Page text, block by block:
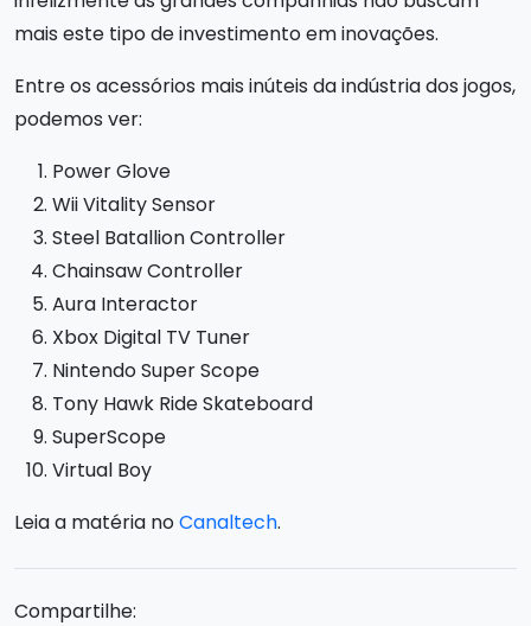
mais este tipo de investimento em inovações.
Entre os acessórios mais inúteis da indústria dos jogos,
podemos ver:
Power Glove
Wii Vitality Sensor
Steel Batallion Controller
Chainsaw Controller
Aura Interactor
Xbox Digital TV Tuner
Nintendo Super Scope
Tony Hawk Ride Skateboard
SuperScope
Virtual Boy
Leia a matéria noCanaltech.
Compartilhe: